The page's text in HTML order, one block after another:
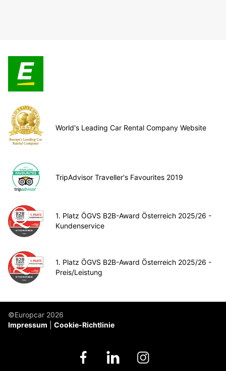
World's Leading Car Rental Company Website
TripAdvisor Traveller's Favourites 2019
1. Platz ÖGVS B2B-Award Österreich 2025/26 -
Kundenservice
1. Platz ÖGVS B2B-Award Österreich 2025/26 -
Preis/Leistung
©Europcar 2026
Impressum
Cookie-Richtlinie